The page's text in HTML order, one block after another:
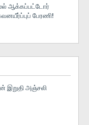
ஆக்கப்பட்டோர்
பேரணி!
இறுதி அஞ்சலி